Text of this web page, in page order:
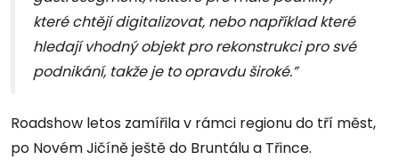
které chtějí digitalizovat, nebo například které
hledají vhodný objekt pro rekonstrukci pro své
podnikání, takže je to opravdu široké.”
Roadshow letos zamířila v rámci regionu do tří měst,
po Novém Jičíně ještě do Bruntálu a Třince.